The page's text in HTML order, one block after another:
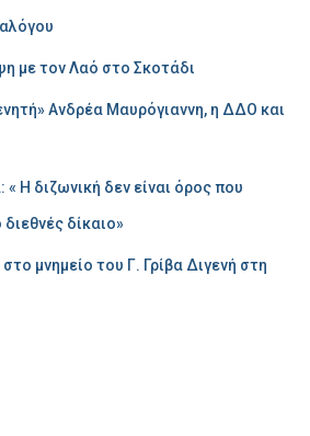
με τον Λαό στο Σκοτάδι
Ανδρέα Μαυρόγιαννη, η ΔΔΟ και
Η διζωνική δεν είναι όρος που
δίκαιο»
μνημείο του Γ. Γρίβα Διγενή στη